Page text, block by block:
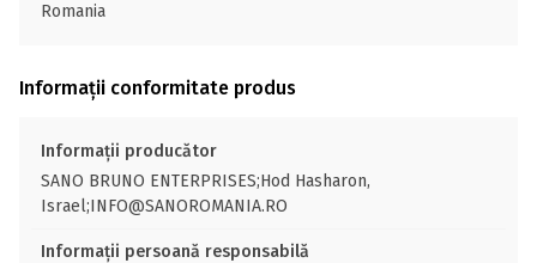
Romania
Informații conformitate produs
Informații producător
SANO BRUNO ENTERPRISES;Hod Hasharon,
Israel;INFO@SANOROMANIA.RO
Informații persoană responsabilă